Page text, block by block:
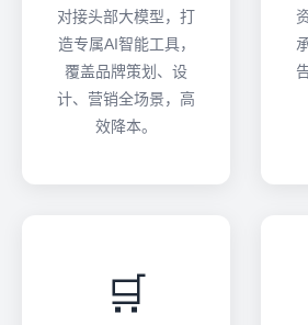
对接头部大模型，打
造专属AI智能工具，
覆盖品牌策划、设
计、营销全场景，高
效降本。
🛒